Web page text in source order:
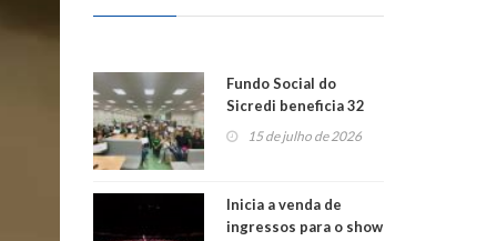
Fundo Social do
Sicredi beneficia 32
projetos em
15 de julho de 2026
Inicia a venda de
ingressos para o show